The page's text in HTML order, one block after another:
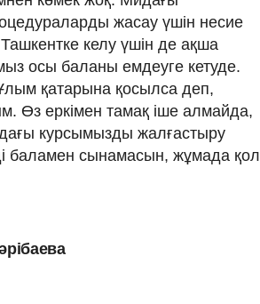
жасау үшін несие
келу үшін де ақша
осы баланы емдеуге кетуде.
қатарына қосылса деп,
Өз еркімен тамақ іше алмайда,
курсымызды жалғастыру
баламен сынамасын, жұмада қол